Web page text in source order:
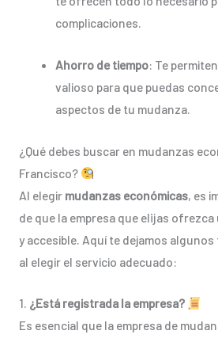
complicaciones.
Ahorro de tiempo: Te
valioso para que puedas
aspectos de tu mudanza.
¿Qué debes buscar en mudanzas
Francisco?
Al elegir mudanzas económicas, es
de que la empresa que elijas
y accesible. Aquí te dejamos
al elegir el servicio adecuado:
1. ¿Está registrada la empresa?
Es esencial que la empresa de